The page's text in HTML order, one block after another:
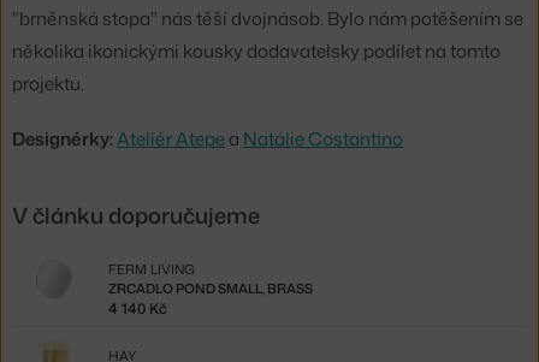
"brněnská stopa" nás těší dvojnásob. Bylo nám potěšením se
několika ikonickými kousky dodavatelsky podílet na tomto
projektu.
Designérky:Ateliér Atepea Natálie Costantino
V článku doporučujeme
ZRCADLO POND SMALL, BRASS
FERM LIVING
4 140 Kč
HAY